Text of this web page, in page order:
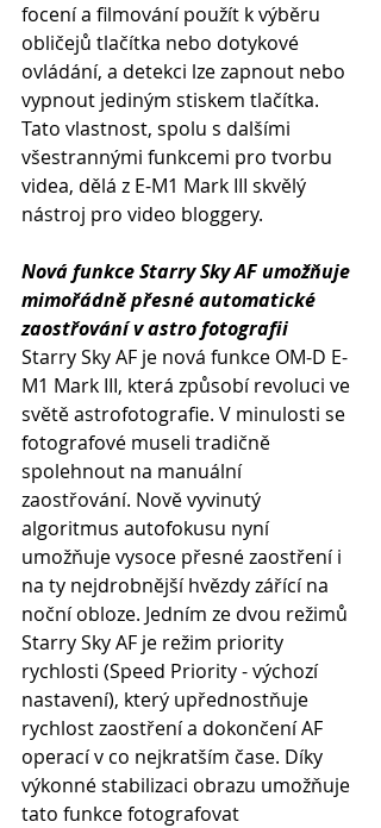
focení a filmování použít k výběru
obličejů tlačítka nebo dotykové
ovládání, a detekci lze zapnout nebo
vypnout jediným stiskem tlačítka.
Tato vlastnost, spolu s dalšími
všestrannými funkcemi pro tvorbu
videa, dělá z E-M1 Mark III skvělý
nástroj pro video bloggery.
Nová funkce Starry Sky AF umožňuje
mimořádně přesné automatické
zaostřování v astro fotografii
Starry Sky AF je nová funkce OM-D E-
M1 Mark III, která způsobí revoluci ve
světě astrofotografie. V minulosti se
fotografové museli tradičně
spolehnout na manuální
zaostřování. Nově vyvinutý
algoritmus autofokusu nyní
umožňuje vysoce přesné zaostření i
na ty nejdrobnější hvězdy zářící na
noční obloze. Jedním ze dvou režimů
Starry Sky AF je režim priority
rychlosti (Speed Priority - výchozí
nastavení), který upřednostňuje
rychlost zaostření a dokončení AF
operací v co nejkratším čase. Díky
výkonné stabilizaci obrazu umožňuje
tato funkce fotografovat